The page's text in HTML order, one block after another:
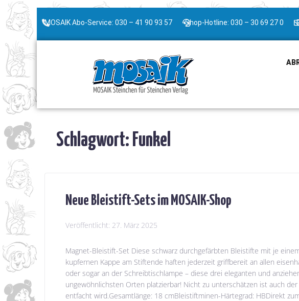
MOSAIK Abo-Service: 030 – 41 90 93 57 Shop-Hotline: 030 – 30 69 27 0
Schlagwort:Funkel
Neue Bleistift-Sets im MOSAIK-Shop
Veröffentlicht: 27. März 2025
Magnet-Bleistift-Set Diese schwarz durchgefärbten Bleistifte mit je
kupfernen Kappe am Stiftende haften jederzeit griffbereit an allen
oder sogar an der Schreibtischlampe – diese drei eleganten und
ungewöhnlichsten Orten platzierbar! Nicht zu unterschätzen ist auch
entfacht wird.Gesamtlänge: 18 cmBleistiftminen-Härtegrad: HBDirekt